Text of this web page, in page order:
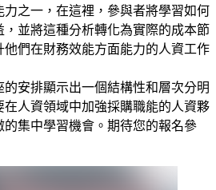
之一，在這裡，參與者將學習如何
並將這種分析轉化為實際的成本節
們在財務效能方面能力的人資工作
安排顯示出一個結構性和層次分明
人資領域中加強採購職能的人資夥
集中學習機會。期待您的報名參